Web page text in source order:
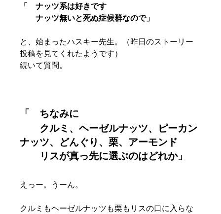
「　ナッツ系は好きです
ナッツ無いと死ぬ症候群なので」
と、始まったハスキー先生。（昨日のストーリー
投稿を見てくれたようです）
続いて質問。
「　ちなみに
クルミ、ヘーゼルナッツ、ピーカン
ナッツ、どんぐり、栗、アーモンド
リスが真っ先に選ぶのはどれか」
えっー。うーん。
クルミもヘーゼルナッツも栗もリスの口に入らな